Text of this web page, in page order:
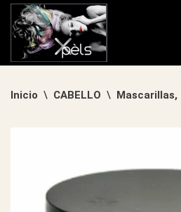
Saltar
Inicio \ CABELLO \